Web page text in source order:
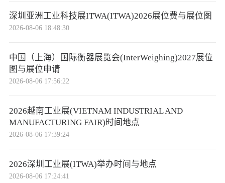
深圳亚洲工业科技展ITWA(ITWA)2026展位费与展位图
2026-08-06 18:48:30
中国（上海）国际衡器展览会(InterWeighing)2027展位
图与展位申请
2026-08-06 17:56:22
2026越南工业展(VIETNAM INDUSTRIAL AND
MANUFACTURING FAIR)时间地点
2026-08-06 17:39:24
2026深圳工业展(ITWA)举办时间与地点
2026-08-06 17:24:41